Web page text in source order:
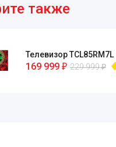
также
Телевизор TCL85RM7L
169 999 ₽ 229 999₽